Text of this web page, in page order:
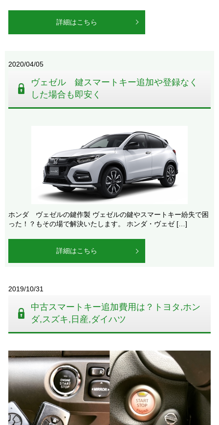
詳細はこちら
2020/04/05
ヴェゼル 鍵スマートキー追加や登録なく
した場合も即安く
ホンダ ヴェゼルの鍵作製 ヴェゼルの鍵やスマートキー紛失で困
った！？もその場で解決いたします。 ホンダ・ヴェゼ […]
詳細はこちら
2019/10/31
中古スマートキー追加費用は？トヨタ,ホン
ダ,スズキ,日産,ダイハツ